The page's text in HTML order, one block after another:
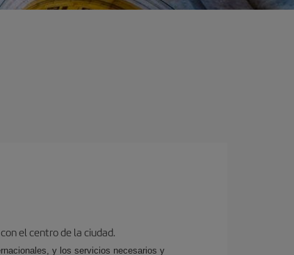
el centro de la ciudad.
y los servicios necesarios y